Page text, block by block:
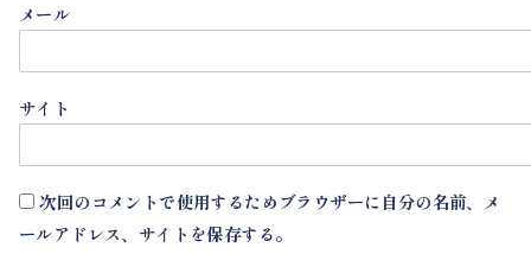
メール
サイト
次回のコメントで使用するためブラウザーに自分の名前、メ
ールアドレス、サイトを保存する。